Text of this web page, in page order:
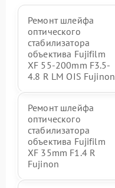
Ремонт шлейфа
оптического
стабилизатора
объектива Fujifilm
XF 55-200mm F3.5-
4.8 R LM OIS Fujinon
Ремонт шлейфа
оптического
стабилизатора
объектива Fujifilm
XF 35mm F1.4 R
Fujinon